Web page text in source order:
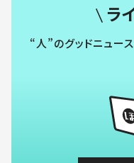
ラ
“人”のグッドニュー